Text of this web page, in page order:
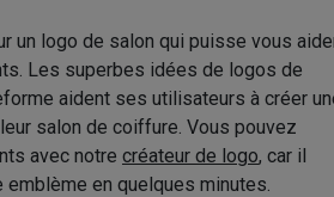
un logo de salon qui puisse vous
Les superbes idées de logos de
aident ses utilisateurs à créer
salon de coiffure. Vous pouvez
avec notre créateur de logo, car il
en quelques minutes.